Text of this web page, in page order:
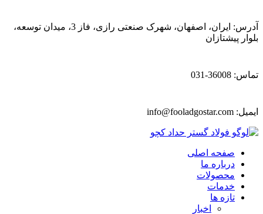
آدرس: ایران، اصفهان، شهرک صنعتی رازی، فاز 3، میدان توسعه،
بلوار پیشتازان
تماس: 36008-031
ایمیل: info@fooladgostar.com
صفحه اصلی
درباره ما
محصولات
خدمات
تازه ها
اخبار